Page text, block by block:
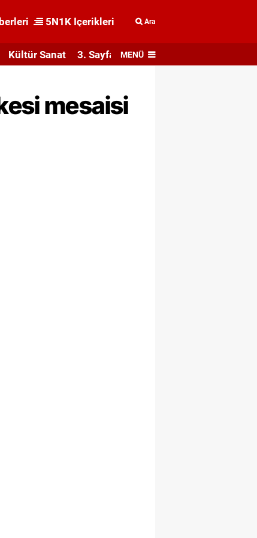
5N1K İçerikleri Ara
Kültür Sanat 3. Sayfa MENÜ
mesaisi